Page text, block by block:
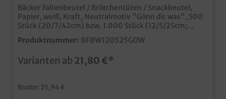
Bäcker Faltenbeutel / Brötchentüten / Snackbeutel,
Papier, weiß, Kraft, Neutralmotiv "Gönn dir was", 500
Stück (20/7/42cm) bzw. 1.000 Stück (12/5/25cm;
14/6/28cm; 16/6/36cm) je nach Auswahl, verschiedene
Größen gemäß Auswahl praktische Papierfaltenbeutel
verschiedene praktische Größen ideal für Bäckerei,
Logo, einer Werbebotschaft oder einem
Produktnummer: BFBW120525GDW
Varianten ab 21,80 €*
Brutto: 25,94 €